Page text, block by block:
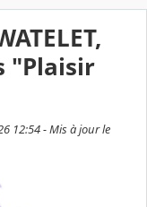
"Plaisir
12:54 - Mis à jour le